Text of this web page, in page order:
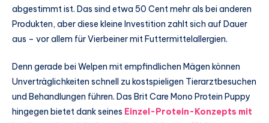
abgestimmt ist. Das sind etwa 50 Cent mehr als bei anderen
Produkten, aber diese kleine Investition zahlt sich auf Dauer
aus – vor allem für Vierbeiner mit Futtermittelallergien.
Denn gerade bei Welpen mit empfindlichen Mägen können
Unverträglichkeiten schnell zu kostspieligen Tierarztbesuchen
und Behandlungen führen. Das Brit Care Mono Protein Puppy
hingegen bietet dank seines Einzel-Protein-Konzepts mit